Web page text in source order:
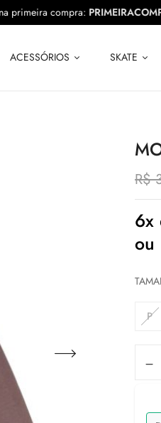
na primeira compra:
ACESSÓRIOS SKATE
R$
6x
ou
P